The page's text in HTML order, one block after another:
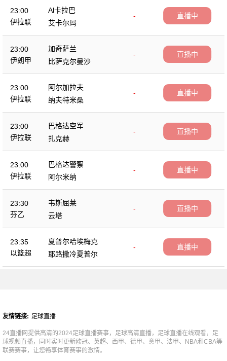
23:00
伊拉联
Al卡拉巴
-
艾卡尔玛
直播中
23:00
伊朗甲
加奇萨兰
-
比萨克尔曼沙
直播中
23:00
伊拉联
阿尔加拉夫
-
纳夫特米桑
直播中
23:00
伊拉联
巴格达空军
-
扎克赫
直播中
23:00
伊拉联
巴格达警察
-
阿尔米纳
直播中
23:30
芬乙
韦斯屈莱
-
云塔
直播中
23:35
以篮超
夏普尔哈埃梅克
-
耶路撒冷夏普尔
直播中
友情链接: 足球直播
24直播网提供高清的2024足球直播赛事，足球高清直播，足球直播在线观看，足
球视频直播，同时实时更新欧冠、英超、西甲、德甲、意甲、法甲、NBA和CBA等
联赛赛事，让您畅享体育赛事的激情。